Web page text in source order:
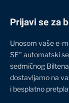
Prijavi se za
Unosom vaše e-
SE" automatski
sedmičnog
dostavljamo na
i besplatno